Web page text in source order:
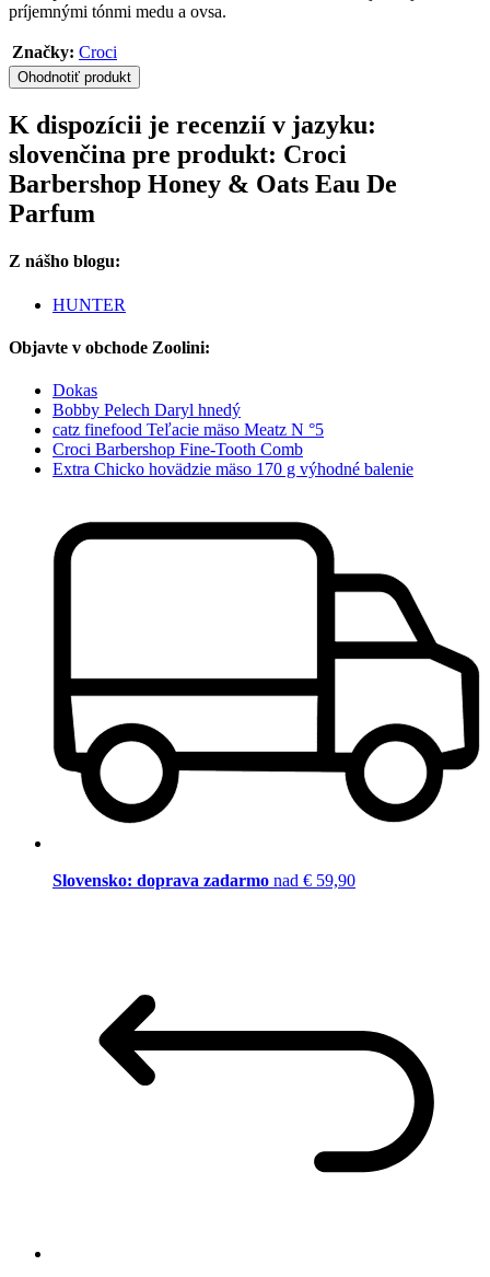
príjemnými tónmi medu a ovsa.
Značky: Croci
Ohodnotiť produkt
K dispozícii je recenzií v jazyku:
slovenčina pre produkt: Croci
Barbershop Honey & Oats Eau De
Parfum
Z nášho blogu:
HUNTER
Objavte v obchode Zoolini:
Dokas
Bobby Pelech Daryl hnedý
catz finefood Teľacie mäso Meatz N °5
Croci Barbershop Fine-Tooth Comb
Extra Chicko hovädzie mäso 170 g výhodné balenie
Slovensko: doprava zadarmo nad € 59,90